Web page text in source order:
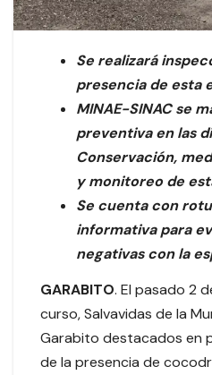
Se realizará
presencia de esta
MINAE-SINAC se
preventiva en las
Conservación,
y monitoreo de
Se cuenta con
informativa para
negativas con la
GARABITO. El pasado 2
curso, Salvavidas de la
Garabito destacados en
de la presencia de